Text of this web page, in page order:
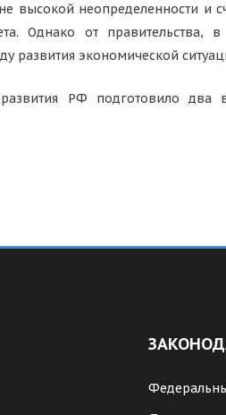
высокой неопределенности и
Однако от правительства,
развития экономической
РФ подготовило два